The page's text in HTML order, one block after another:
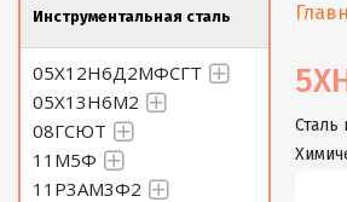
Инструментальная сталь
05Х12Н6Д2МФСГТ
05Х13Н6М2
08ГСЮТ
11М5Ф
11Р3АМ3Ф2
Сталь